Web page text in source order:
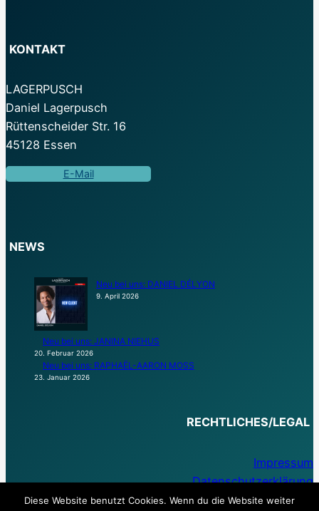
KONTAKT
LAGERPUSCH
Daniel Lagerpusch
Rüttenscheider Str. 16
45128 Essen
E-Mail
NEWS
Neu bei uns: DANIEL DÉLYON
9. April 2026
Neu bei uns: JANINA NIEHUS
20. Februar 2026
Neu bei uns: RAPHAËL-AARON MOSS
23. Januar 2026
RECHTLICHES/LEGAL
Impressum
Datenschutzerklärung
Diese Website benutzt Cookies. Wenn du die Website weiter